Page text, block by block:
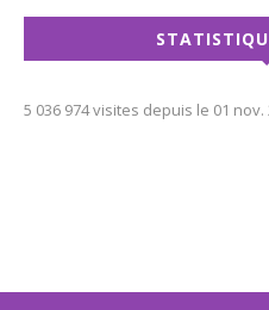
5 036 974 visites depuis le 01 nov.